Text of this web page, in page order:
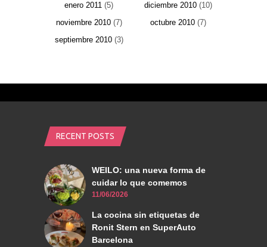
enero 2011 (5) diciembre 2010 (10)
noviembre 2010(7) octubre 2010 (7)
septiembre 2010(3)
RECENT POSTS
WEILO: una nueva forma de
cuidar lo que comemos
11/06/2026
La cocina sin etiquetas de
Ronit Stern en SuperAuto
Barcelona